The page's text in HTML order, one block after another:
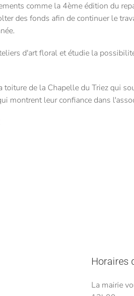
comme la 4ème édition du
des fonds afin de continuer le
d'art floral et étudie la
de la Chapelle du Triez qui
montrent leur confiance dans
Horaires
La mairie